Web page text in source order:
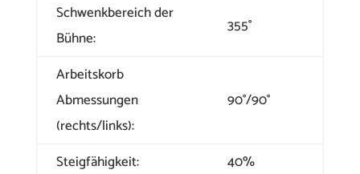
Schwenkbereich der
Bühne:
355°
Arbeitskorb
Abmessungen
(rechts/links):
90°/90°
Steigfähigkeit:
40%